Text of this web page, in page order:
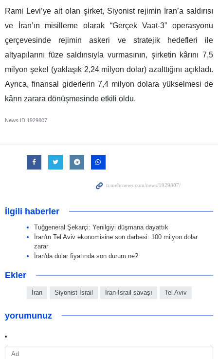
Rami Levi’ye ait olan şirket, Siyonist rejimin İran’a saldırısı
ve İran’ın misilleme olarak “Gerçek Vaat-3” operasyonu
çerçevesinde rejimin askeri ve stratejik hedefleri ile
altyapılarını füze saldırısıyla vurmasının, şirketin kârını 7,5
milyon şekel (yaklaşık 2,24 milyon dolar) azalttığını açıkladı.
Ayrıca, finansal giderlerin 7,4 milyon dolara yükselmesi de
kârın zarara dönüşmesinde etkili oldu.
News ID 1929807
İlgili haberler
Tuğgeneral Şekarçi: Yenilgiyi düşmana dayattık
İran'ın Tel Aviv ekonomisine son darbesi: 100 milyon dolar
zarar
İran'da dolar fiyatında son durum ne?
Ekler
İran Siyonist İsrail İran-İsrail savaşı Tel Aviv
yorumunuz